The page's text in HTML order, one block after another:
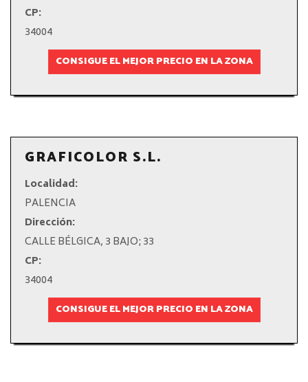
CP:
34004
CONSIGUE EL MEJOR PRECIO EN LA ZONA
GRAFICOLOR S.L.
Localidad:
PALENCIA
Dirección:
CALLE BÉLGICA, 3 BAJO; 33
CP:
34004
CONSIGUE EL MEJOR PRECIO EN LA ZONA